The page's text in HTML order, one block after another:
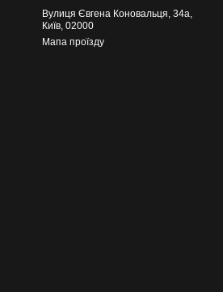
Вулиця Євгена Коновальця, 34а,
Київ, 02000
Мапа проїзду